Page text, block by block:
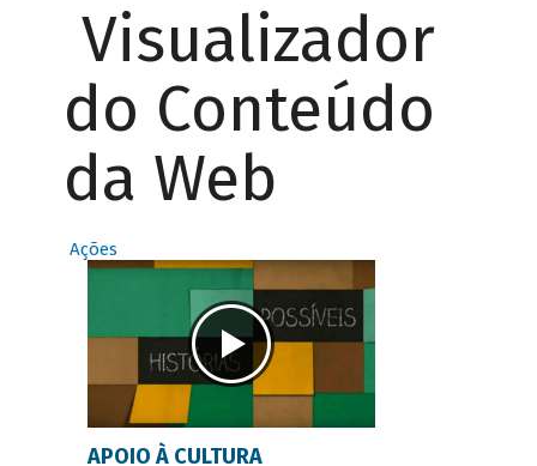
Visualizador
do Conteúdo
da Web
Ações
APOIO À CULTURA